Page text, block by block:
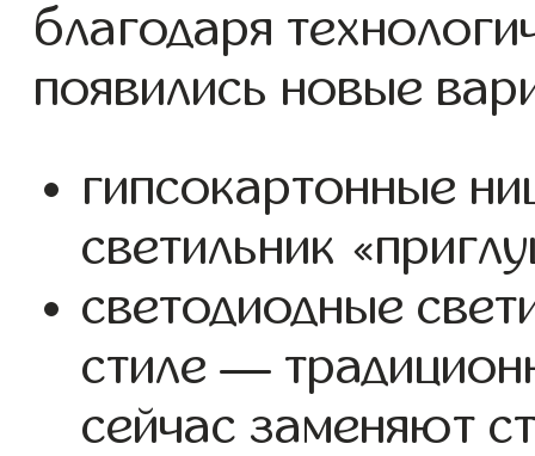
благодаря
появились новые
гипсокартонные
светильник
светодиодные
стиле —
сейчас заменяют